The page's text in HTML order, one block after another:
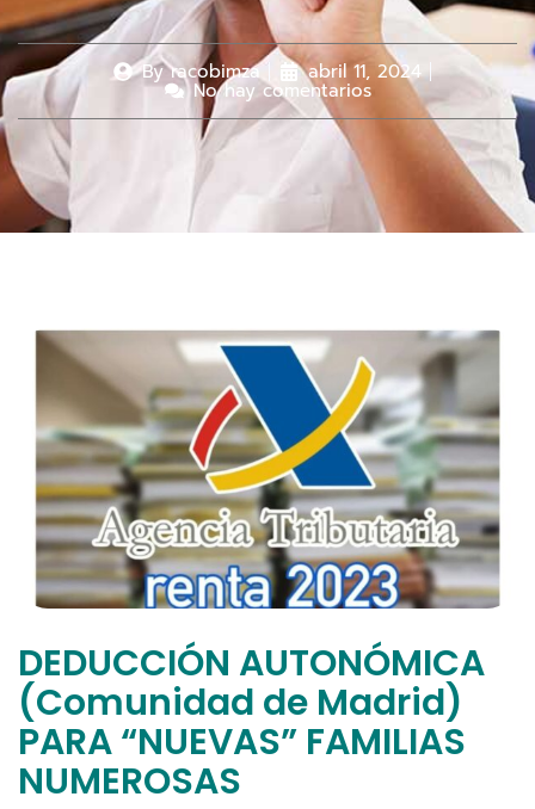
Byracobimza abril 11, 2024
No hay comentarios
DEDUCCIÓN AUTONÓMICA
(Comunidad de Madrid)
PARA “NUEVAS” FAMILIAS
NUMEROSAS